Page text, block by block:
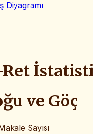
Diyagramı
Ret
ve Göç
Sayısı